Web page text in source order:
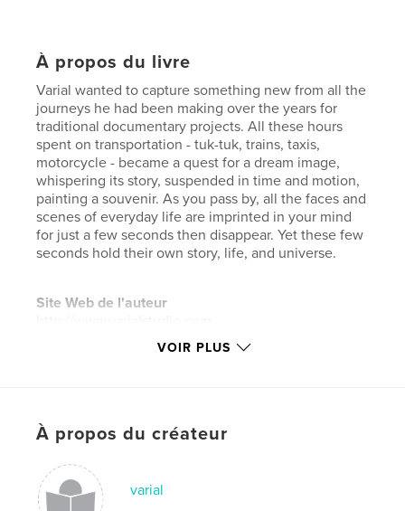
À propos du livre
Varial wanted to capture something new from all the
journeys he had been making over the years for
traditional documentary projects. All these hours
spent on transportation - tuk-tuk, trains, taxis,
motorcycle - became a quest for a dream image,
whispering its story, suspended in time and motion,
painting a souvenir. As you pass by, all the faces and
scenes of everyday life are imprinted in your mind
for just a few seconds then disappear. Yet these few
seconds hold their own story, life, and universe.
Site Web de l'auteur
Catégories supplémentaires Photographie
artistique
Format choisi:
# de pages:
106
VOIR PLUS
À propos du créateur
varial